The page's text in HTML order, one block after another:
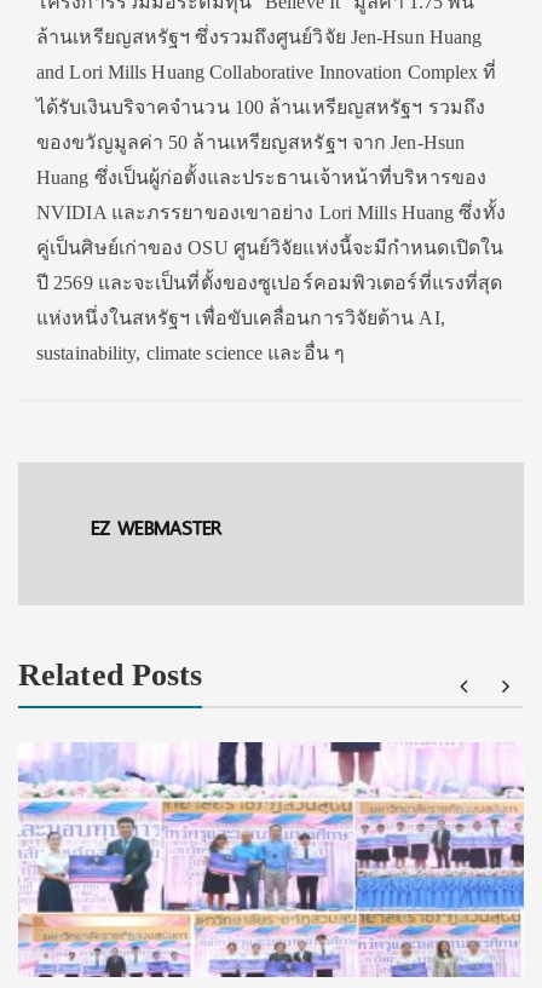
ล้านเหรียญสหรัฐฯ ซึ่งรวมถึงศูนย์วิจัย Jen-Hsun Huang
and Lori Mills Huang Collaborative Innovation Complex ที่
ได้รับเงินบริจาคจำนวน 100 ล้านเหรียญสหรัฐฯ รวมถึง
ของขวัญมูลค่า 50 ล้านเหรียญสหรัฐฯ จาก Jen-Hsun
Huang ซึ่งเป็นผู้ก่อตั้งและประธานเจ้าหน้าที่บริหารของ
NVIDIA และภรรยาของเขาอย่าง Lori Mills Huang ซึ่งทั้ง
คู่เป็นศิษย์เก่าของ OSU ศูนย์วิจัยแห่งนี้จะมีกำหนดเปิดใน
ปี 2569 และจะเป็นที่ตั้งของซูเปอร์คอมพิวเตอร์ที่แรงที่สุด
แห่งหนึ่งในสหรัฐฯ เพื่อขับเคลื่อนการวิจัยด้าน AI,
sustainability, climate science และอื่น ๆ
EZ WEBMASTER
Related Posts